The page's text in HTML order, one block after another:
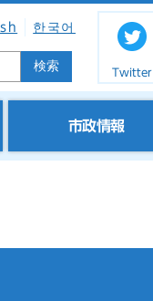
한국어
検索 Twitter
市政情報